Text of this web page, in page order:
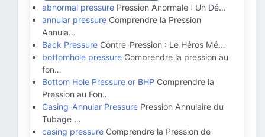
abnormal pressure Pression Anormale : Un Dé…
annular pressure Comprendre la Pression
Annula…
Back Pressure Contre-Pression : Le Héros Mé…
bottomhole pressure Comprendre la pression au
fon…
Bottom Hole Pressure or BHP Comprendre la
Pression au Fon…
Casing-Annular Pressure Pression Annulaire du
Tubage …
casing pressure Comprendre la Pression de